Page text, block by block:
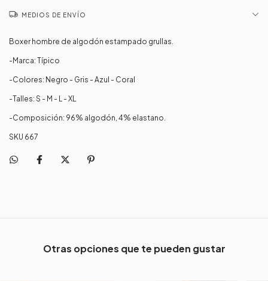
MEDIOS DE ENVÍO
Boxer hombre de algodón estampado grullas.
-Marca: Típico
-Colores: Negro - Gris - Azul - Coral
-Talles: S - M - L - XL
-Composición: 96% algodón, 4% elastano.
SKU 667
Otras opciones que te pueden gustar